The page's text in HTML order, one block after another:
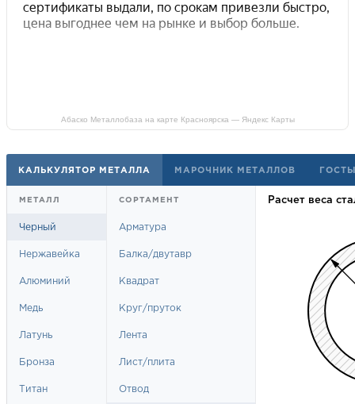
Абаско Металлобаза на карте Красноярска — Яндекс Карты